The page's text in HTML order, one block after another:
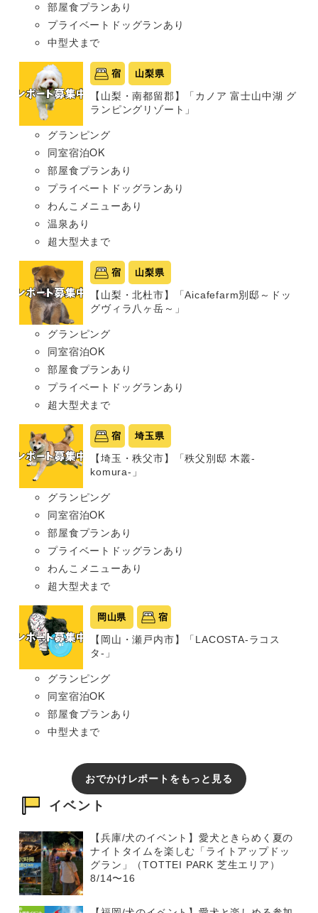
部屋食プランあり
プライベートドッグランあり
中型犬まで
宿 山梨県
【山梨・南都留郡】「カノア 富士山中湖 グ
ランピングリゾート」
グランピング
同室宿泊OK
部屋食プランあり
プライベートドッグランあり
わんこメニューあり
温泉あり
超大型犬まで
宿 山梨県
【山梨・北杜市】「Aicafefarm別邸～ドッ
グヴィラ八ヶ岳～」
グランピング
同室宿泊OK
部屋食プランあり
プライベートドッグランあり
超大型犬まで
宿 埼玉県
【埼玉・秩父市】「秩父別邸 木叢-
komura-」
グランピング
同室宿泊OK
部屋食プランあり
プライベートドッグランあり
わんこメニューあり
超大型犬まで
岡山県 宿
【岡山・瀬戸内市】「LACOSTA-ラコス
タ-」
グランピング
同室宿泊OK
部屋食プランあり
中型犬まで
おでかけレポートをもっと見る
イベント
【兵庫/犬のイベント】愛犬ときらめく夏の
ナイトタイムを楽しむ「ライトアップドッ
グラン」（TOTTEI PARK 芝生エリア）
8/14〜16